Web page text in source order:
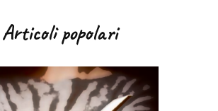
Articoli popolari